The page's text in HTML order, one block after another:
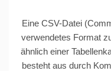
Eine CSV-Datei
verwendetes Format
ähnlich einer
besteht aus durch